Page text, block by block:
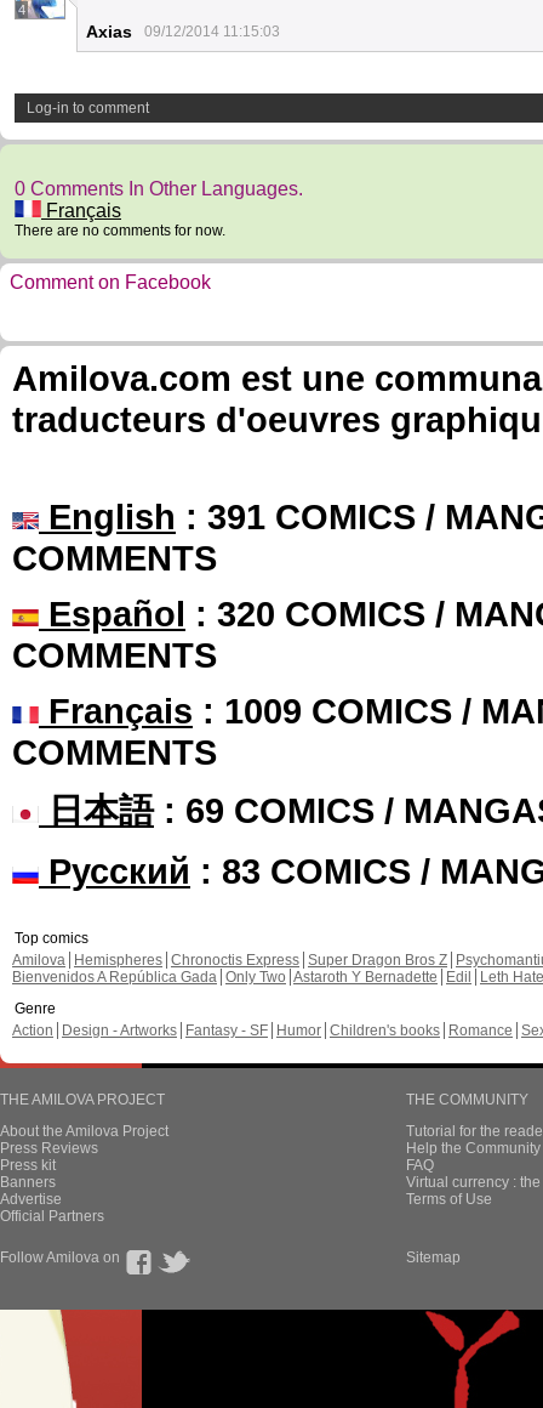
4
Axias 09/12/2014 11:15:03
Log-in to comment
0 Comments In Other Languages.
Français
There are no comments for now.
Comment on Facebook
Amilova.com est une
traducteurs d'oeuvres
English : 391 COMICS /
COMMENTS
Español : 320 COMICS /
COMMENTS
Français : 1009 COMICS /
COMMENTS
日本語: 69 COMICS /
Русский : 83 COMICS /
Top comics
Amilova
Hemispheres Chronoctis Express Super Dragon Bros Z
Bienvenidos A República Gada Only Two Astaroth Y Bernadette Edil
Leth Hate
Genre
Action
Design - Artworks Fantasy - SF Humor Children's books Romance
THE AMILOVA PROJECT
About the Amilova Project
Press Reviews
Press kit
Banners
Advertise
Official Partners
THE COMMUNITY
Tutorial for the
Help the
FAQ
Virtual currency :
Terms of Use
Follow Amilova on Sitemap